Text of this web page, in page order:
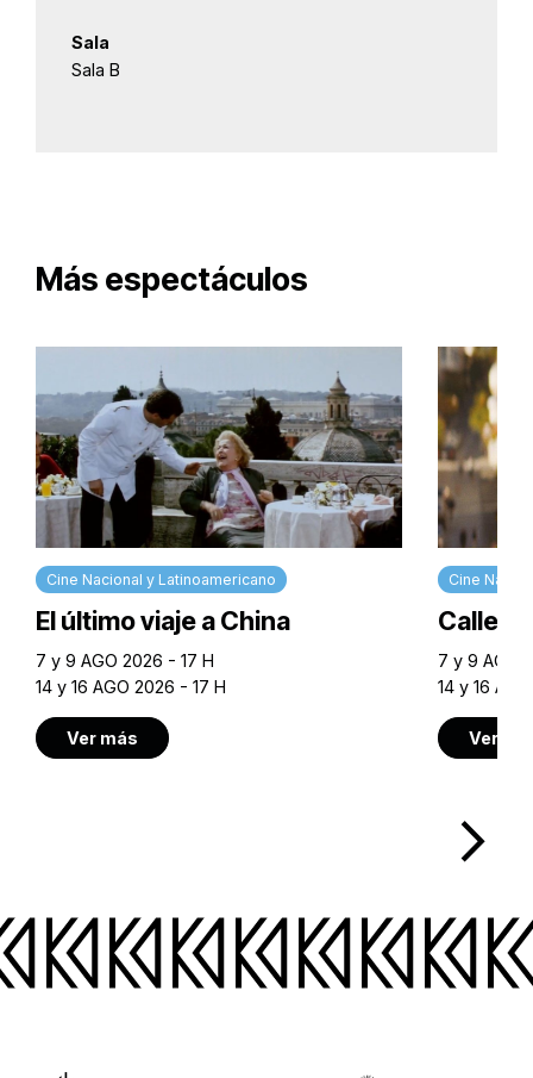
Sala
Sala B
Más espectáculos
Cine Nacional y Latinoamericano
El último viaje a China
7 y 9 AGO 2026 - 17 H
14 y 16 AGO 2026 - 17 H
Ver más
Cine
Calle
7 y 9 AGO
14 y 16
Ver
arrow_forward_ios